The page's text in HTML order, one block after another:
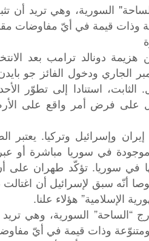
السورية، وهي تريد أن تثبت
وذات قيمة في أيّ مفاوضات
دونالد ترامب بعد
الجاري ودخول الفائز جو
الثابت، استنادا إلى تطوّر
على فرض أمر واقع على
وإسرائيل وتركيا. يعتبر
موجودة في سوريا مباشرة
في سوريا. تؤكّد طهران على
أنّه سبق لإسرائيل أن اغتالت
الإسلامية” هؤلاء علنا.
“الساحة” السورية، وهي تريد
ومتنوّعة وذات قيمة في أيّ